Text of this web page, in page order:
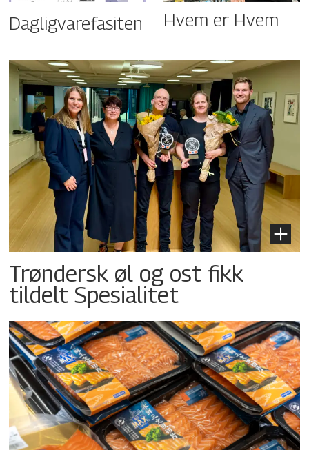
Dagligvarefasiten Hvem er Hvem
Trøndersk øl og ost fikk
tildelt Spesialitet